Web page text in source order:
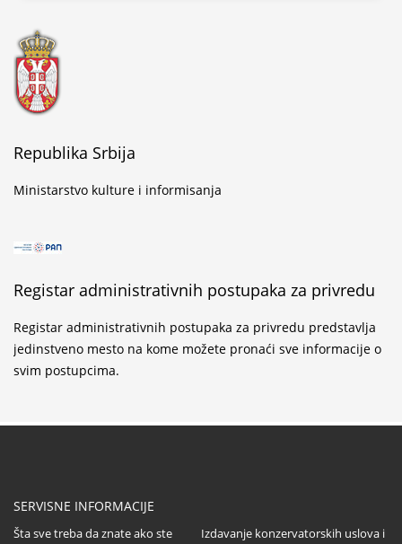
...
Konzervatorsko-restauratorski radovi na Altun-
alem džamiji u Novom Pazaru
Republika Srbija
Ministarstvo kulture i informisanja
Registar administrativnih postupaka za privredu
Registar administrativnih postupaka za privredu predstavlja
jedinstveno mesto na kome možete pronaći sve informacije o
svim postupcima.
SERVISNE INFORMACIJE
Šta sve treba da znate ako ste
Izdavanje konzervatorskih uslova i